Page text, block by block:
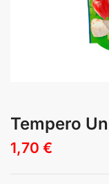
Tempero
1,70 €